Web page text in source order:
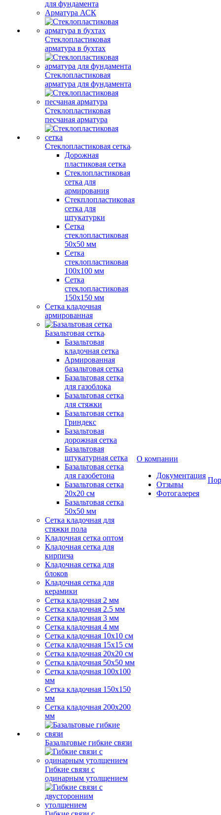
для фундамента
Арматура АСК
Стеклопластиковая
арматура в бухтах
Стеклопластиковая
арматура для фундамента
Стеклопластиковая
песчаная арматура
Стеклопластиковая сетка
Дорожная
пластиковая сетка
Стеклопластиковая
сетка для
армирования
Стекплопластиковая
сетка для
штукатурки
Сетка
стеклопластиковая
50x50 мм
Сетка
стеклопластиковая
100x100 мм
Сетка
стеклопластиковая
150x150 мм
Сетка кладочная
армированная
Базальтовая сетка
Базальтовая
кладочная сетка
Армированная
базальтовая сетка
Базальтовая сетка
для газоблока
Базальтовая сетка
для стяжки
Базальтовая сетка
Гриндекс
Базальтовая
дорожная сетка
Базальтовая
штукатурная сетка
Базальтовая сетка
для газобетона
Базальтовая сетка
20x20 см
Базальтовая сетка
50x50 мм
Сетка кладочная для
стяжки пола
Кладочная сетка оптом
Кладочная сетка для
кирпича
Кладочная сетка для
блоков
Кладочная сетка для
керамики
Сетка кладочная 2 мм
Сетка кладочная 2.5 мм
Сетка кладочная 3 мм
Сетка кладочная 4 мм
Сетка кладочная 10x10 см
Сетка кладочная 15x15 см
Сетка кладочная 20x20 см
Сетка кладочная 50x50 мм
Сетка кладочная 100x100
мм
Сетка кладочная 150x150
мм
Сетка кладочная 200x200
мм
Базальтовые гибкие связи
Гибкие связи с
одинарным утолщением
О компании
Документация
Отзывы
Фотогалерея